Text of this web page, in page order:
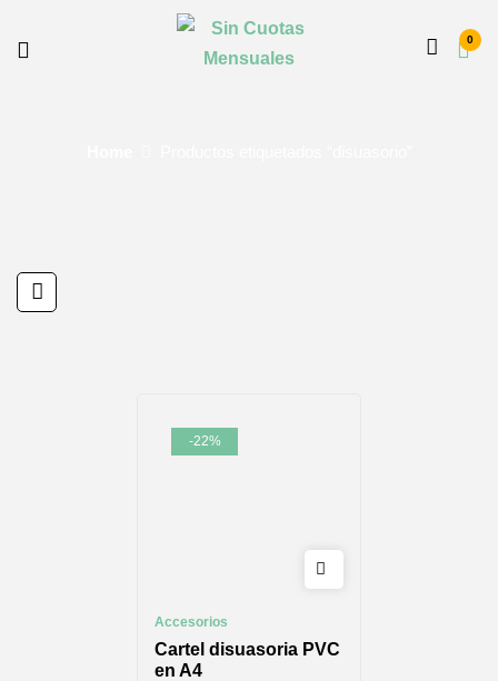
0
-22%
Accesorios
Cartel disuasoria PVC
en A4